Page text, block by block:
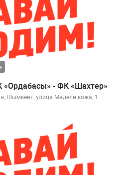
- ФК «Шахтер»
Шымкент, улица Мадели кожа, 1